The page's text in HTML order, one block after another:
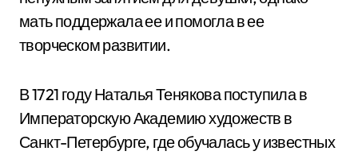
мать поддержала ее и помогла в ее
творческом развитии.
В 1721 году Наталья Тенякова поступила в
Императорскую Академию художеств в
Санкт-Петербурге, где обучалась у известных